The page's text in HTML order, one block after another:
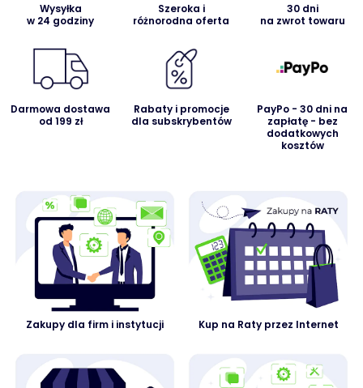
Wysyłka
w 24 godziny
Szeroka i
różnorodna oferta
30 dni
na zwrot towaru
Darmowa dostawa
od 199 zł
Rabaty i promocje
dla subskrybentów
PayPo - 30 dni na
zapłatę - bez
dodatkowych
kosztów
Zakupy dla firm i instytucji Kup na Raty przez Internet